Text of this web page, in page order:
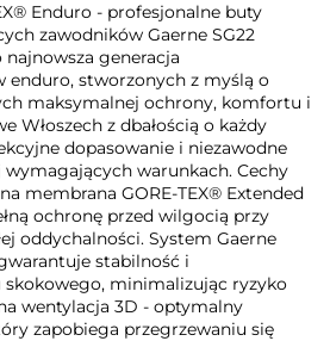
Enduro - profesjonalne buty
zawodników Gaerne SG22
najnowsza generacja
enduro, stworzonych z myślą o
maksymalnej ochrony, komfortu i
Włoszech z dbałością o każdy
dopasowanie i niezawodne
wymagających warunkach. Cechy
membrana GORE-TEX® Extended
ochronę przed wilgocią przy
oddychalności. System Gaerne
stabilność i
skokowego, minimalizując ryzyko
wentylacja 3D - optymalny
zapobiega przegrzewaniu się